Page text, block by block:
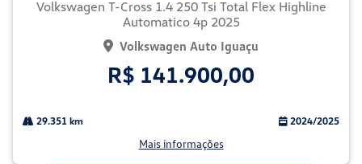
Volkswagen T-Cross 1.4 250 Tsi Total Flex Highline
Automatico 4p 2025
Volkswagen Auto Iguaçu
R$ 141.900,00
29.351 km 2024/2025
Mais informações